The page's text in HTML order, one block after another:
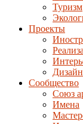
Туризм
Проекты
Дизайн
Сообщество
Союз
Имена